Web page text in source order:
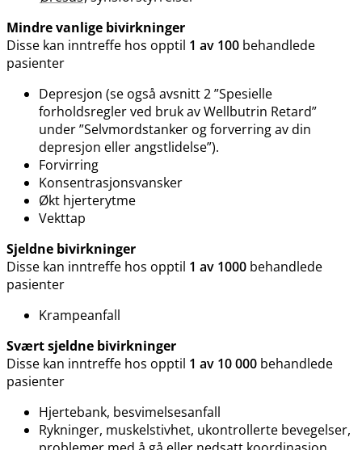
Mindre vanlige bivirkninger
Disse kan inntreffe hos opptil 1 av 100 behandlede
pasienter
Depresjon (se også avsnitt 2 ”Spesielle
forholdsregler ved bruk av Wellbutrin Retard”
under ”Selvmordstanker og forverring av din
depresjon eller angstlidelse”).
Forvirring
Konsentrasjonsvansker
Økt hjerterytme
Vekttap
Sjeldne bivirkninger
Disse kan inntreffe hos opptil 1 av 1000 behandlede
pasienter
Krampeanfall
Svært sjeldne bivirkninger
Disse kan inntreffe hos opptil 1 av 10 000 behandlede
pasienter
Hjertebank, besvimelsesanfall
Rykninger, muskelstivhet, ukontrollerte bevegelser,